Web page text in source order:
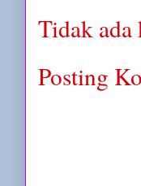
Tidak ada
Posting